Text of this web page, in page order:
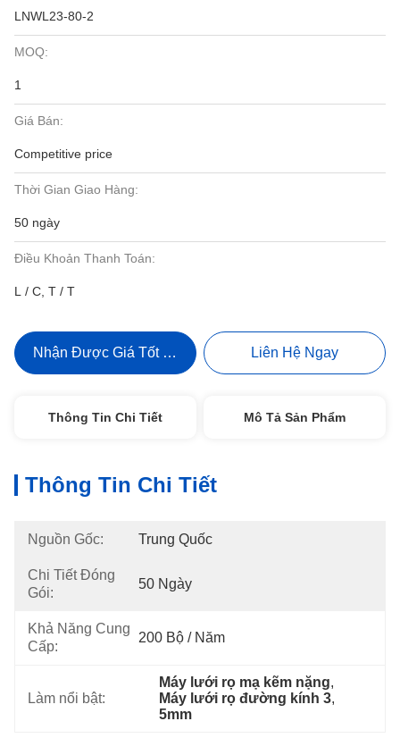
LNWL23-80-2
MOQ:
1
Giá Bán:
Competitive price
Thời Gian Giao Hàng:
50 ngày
Điều Khoản Thanh Toán:
L / C, T / T
Nhận Được Giá Tốt Nhất Liên Hệ Ngay
Thông Tin Chi Tiết Mô Tả Sản Phẩm
Thông Tin Chi Tiết
Nguồn Gốc: Trung Quốc
Chi Tiết Đóng
Gói:
50 Ngày
Khả Năng Cung
Cấp:
200 Bộ / Năm
Làm nổi bật:
Máy lưới rọ mạ kẽm nặng,
Máy lưới rọ đường kính 3,
5mm